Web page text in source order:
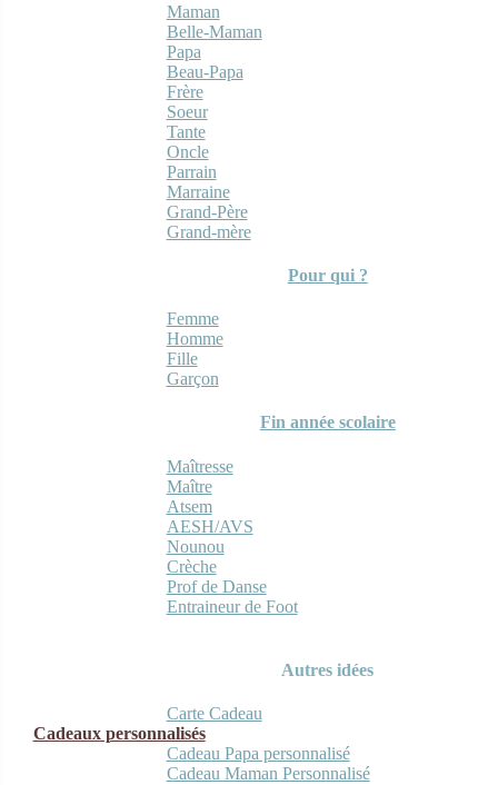
Maman
Belle-Maman
Papa
Beau-Papa
Frère
Soeur
Tante
Oncle
Parrain
Marraine
Grand-Père
Grand-mère
Pour qui ?
Femme
Homme
Fille
Garçon
Fin année scolaire
Maîtresse
Maître
Atsem
AESH/AVS
Nounou
Crèche
Prof de Danse
Entraineur de Foot
Autres idées
Carte Cadeau
Cadeaux personnalisés
Cadeau Papa personnalisé
Cadeau Maman Personnalisé